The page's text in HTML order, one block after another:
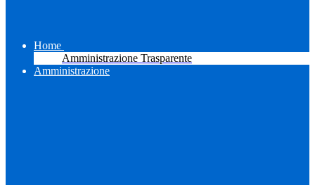
Home
Amministrazione Trasparente
Amministrazione